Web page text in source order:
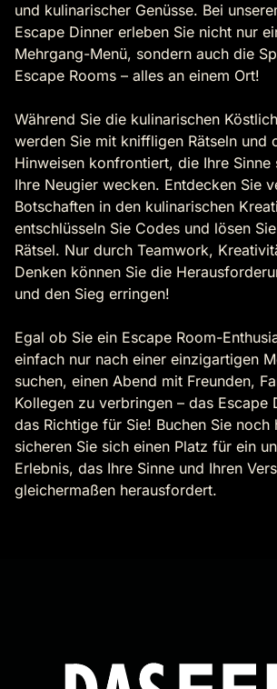
und kulinarischer Genüsse. Bei
Escape Dinner erleben Sie nicht nur
Mehrgang-Menü, sondern auch die
Escape Rooms – alles an einem Ort!
Während Sie die kulinarischen
werden Sie mit kniffligen Rätseln und
Hinweisen konfrontiert, die Ihre Sinne
Ihre Neugier wecken. Entdecken Sie
Botschaften in den kulinarischen
entschlüsseln Sie Codes und lösen
Rätsel. Nur durch Teamwork,
Denken können Sie die
und den Sieg erringen!
Egal ob Sie ein Escape Room-
einfach nur nach einer einzigartigen
suchen, einen Abend mit Freunden,
Kollegen zu verbringen – das Escape
das Richtige für Sie! Buchen Sie noch
sicheren Sie sich einen Platz für ein
Erlebnis, das Ihre Sinne und Ihren
gleichermaßen herausfordert.